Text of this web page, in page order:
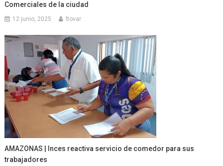
Comerciales de la ciudad
12 junio, 2025 ltovar
AMAZONAS | Inces reactiva servicio de comedor para sus
trabajadores